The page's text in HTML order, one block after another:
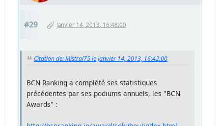
#29 Janvier 14, 2013, 16:48:00
Citation de: Mistral75 le Janvier 14, 2013, 16:42:00
BCN Ranking a complété ses statistiques
précédentes par ses podiums annuels, les "BCN
Awards" :